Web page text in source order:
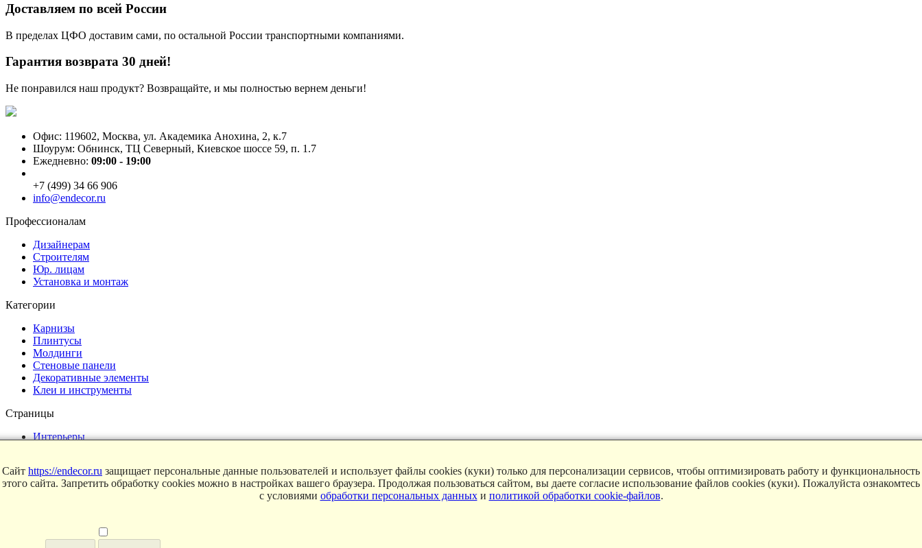
Доставляем по всей России
В пределах ЦФО доставим сами, по остальной России транспортными компаниями.
Гарантия возврата 30 дней!
Не понравился наш продукт? Возвращайте, и мы полностью вернем деньги!
Офис: 119602, Москва, ул. Академика Анохина, 2, к.7
Шоурум: Обнинск, ТЦ Северный, Киевское шоссе 59, п. 1.7
Ежедневно: 09:00 - 19:00
+7 (499) 34 66 906
info@endecor.ru
Профессионалам
Дизайнерам
Строителям
Юр. лицам
Установка и монтаж
Категории
Карнизы
Плинтусы
Молдинги
Стеновые панели
Декоративные элементы
Клеи и инструменты
Страницы
Интерьеры
О компании
Сайт https://endecor.ru защищает персональные данные пользователей и использует файлы cookies (куки) только для персонализации сервисов, чтобы оптимизировать работу и функциональность
этого сайта. Запретить обработку cookies можно в настройках вашего браузера. Продолжая пользоваться сайтом, вы даете согласие использование файлов cookies (куки). Пожалуйста ознакомтесь
с условиями обработки персональных данныхи политикой обработки cookie-файлов.